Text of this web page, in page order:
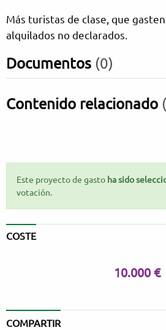
Más turistas de clase, que
alquilados no declarados.
Documentos (0)
Contenido relacionado
Este proyecto de gasto ha sido
votación.
COSTE
10.000 €
COMPARTIR